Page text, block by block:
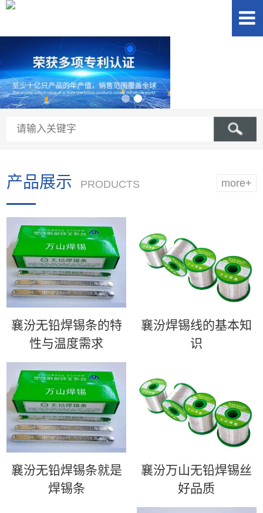
more+
产品展示 PRODUCTS
襄汾无铅焊锡条的特
性与温度需求
襄汾​焊锡线的基本知
识
襄汾无铅焊锡条就是
焊锡条
襄汾万山无铅焊锡丝
好品质